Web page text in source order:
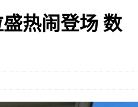
热闹登场 数